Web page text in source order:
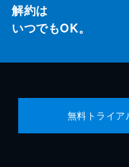
解約は
いつでもOK。
無料トライア